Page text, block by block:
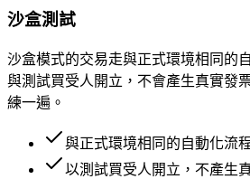
沙盒測試
沙盒模式的交易走與正式環境相同的
與測試買受人開立，不會產生真實
練一遍。
與正式環境相同的自動化流
以測試買受人開立，不產生